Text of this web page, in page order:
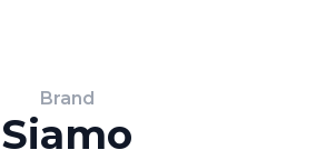
Brand
Siamo